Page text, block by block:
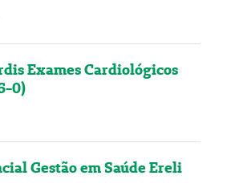
Exames Cardiológicos
0)
Gestão em Saúde Ereli